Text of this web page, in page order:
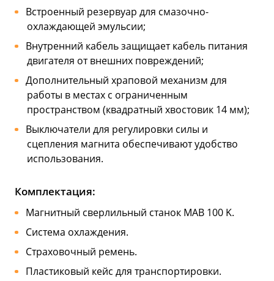
Встроенный резервуар для смазочно-
охлаждающей эмульсии;
Внутренний кабель защищает кабель питания
двигателя от внешних повреждений;
Дополнительный храповой механизм для
работы в местах с ограниченным
пространством (квадратный хвостовик 14 мм);
Выключатели для регулировки силы и
сцепления магнита обеспечивают удобство
использования.
Комплектация:
Магнитный сверлильный станок MAB 100 K.
Система охлаждения.
Страховочный ремень.
Пластиковый кейс для транспортировки.